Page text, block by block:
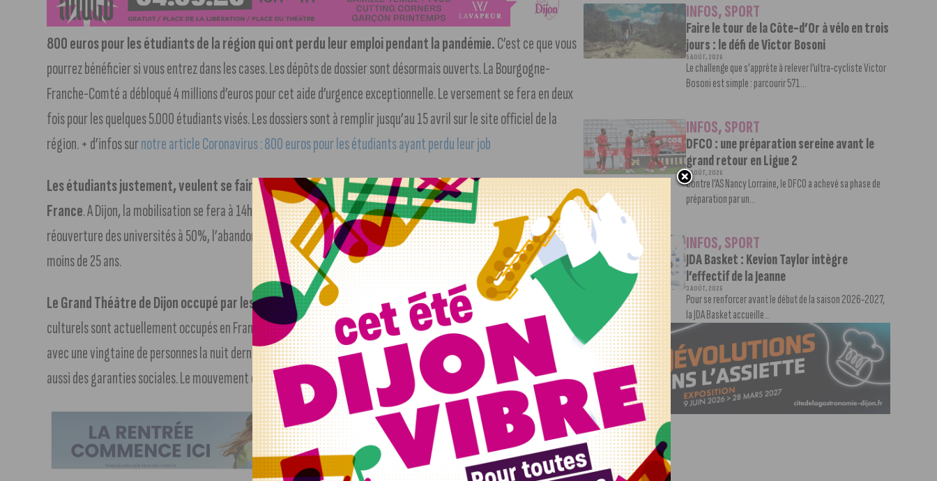
800 euros pour les étudiants de la région qui ont perdu leur emploi pendant la pandémie.C’est ce que vous
pourrez bénéficier si vous entrez dans les cases. Les dépôts de dossier sont désormais ouverts. La Bourgogne-
Franche-Comté a débloqué 4 millions d’euros pour cet aide d’urgence exceptionnelle. Le versement se fera en deux
fois pour les quelques 5.000 étudiants visés. Les dossiers sont à remplir jusqu’au 15 avril sur le site officiel de la
région. + d’infos surnotre article Coronavirus : 800 euros pour les étudiants ayant perdu leur job
Les étudiants justement, veulent se faire entendre ce mardi, avec des manifestations partout en
France. A Dijon, la mobilisation se fera à 14h sur l’Esplanade Erasme. La jeunesse lutte pour la création d’emplois, la
réouverture des universités à 50%, l’abandon de la sélection Parcoursup, ou encore pour l’accès au RSA pour les
moins de 25 ans.
Le Grand Théâtre de Dijon occupé par les intermittents du spectacle . Une cinquantaine d’établissements
culturels sont actuellement occupés en France, et celui de la cité des ducs aura également une occupation de nuit,
avec une vingtaine de personnes la nuit dernière. Ils souhaitent bien sûr la réouverture des lieux culturels, mais
aussi des garanties sociales. Le mouvement contestataire et symbolique n’a d’ailleurs pas de date de fin.
INFOS,SPORT
Faire le tour de la Côte-d’Or à vélo en trois
jours : le défi de Victor Bosoni
5 AOÛT, 2026
Le challenge que s’apprête à relever l’ultra-cycliste Victor
Bosoni est simple : parcourir 571...
INFOS,SPORT
DFCO : une préparation sereine avant le
grand retour en Ligue 2
3 AOÛT, 2026
Contre l’AS Nancy Lorraine, le DFCO a achevé sa phase de
préparation par un...
INFOS,SPORT
JDA Basket : Kevion Taylor intègre
l’effectif de la Jeanne
3 AOÛT, 2026
Pour se renforcer avant le début de la saison 2026-2027,
la JDA Basket accueille...